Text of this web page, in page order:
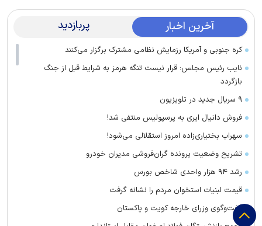
آخرین اخبار پربازدید
کره جنوبی و آمریکا رزمایش نظامی مشترک برگزار می‌کنند
نایب رئیس مجلس: قرار نیست تنگه هرمز به شرایط قبل از جنگ
بازگردد
۹ سریال جدید در تلویزیون
فروش دانیال ایری به پرسپولیس منتفی شد!
سهراب بختیاری‌زاده امروز استقلالی می‌شود!
تشریح وضعیت پرونده گران‌فروشی مدیران خودرو
رشد ۹۴ هزار واحدی شاخص بورس
قیمت لبنیات استخوان مردم را نشانه گرفت
گفت‌وگوی وزرای خارجه کویت و پاکستان